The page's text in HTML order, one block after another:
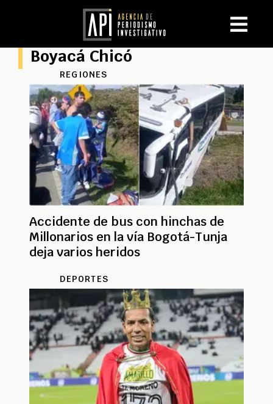
Boyacá Chicó
REGIONES
Accidente de bus con hinchas de
Millonarios en la vía Bogotá-Tunja
deja varios heridos
DEPORTES